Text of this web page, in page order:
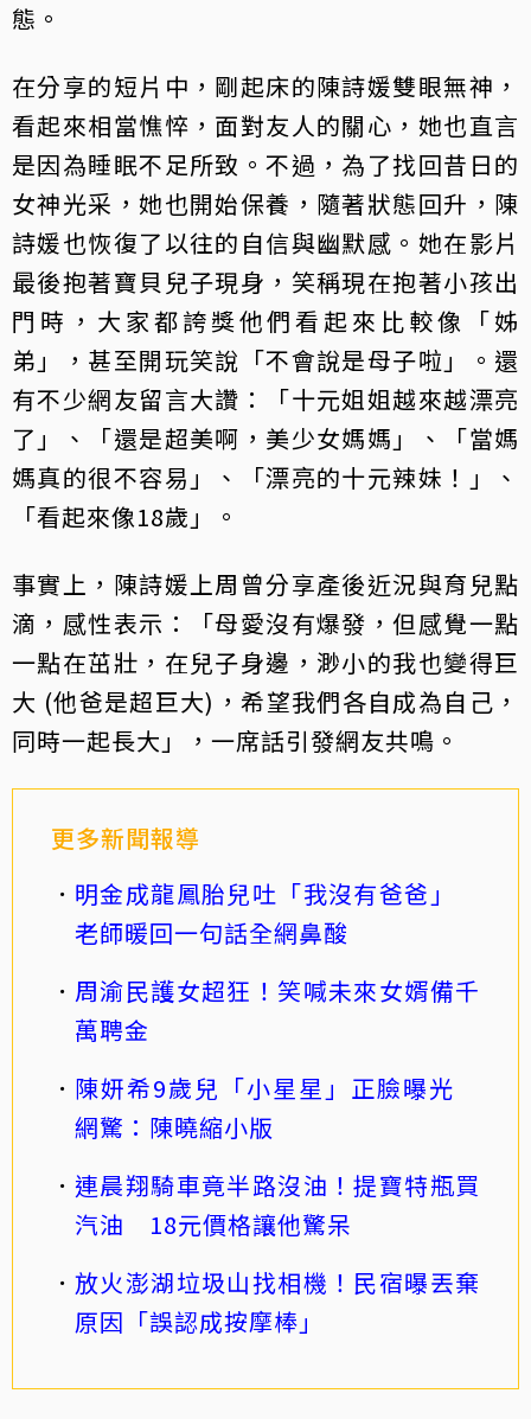
態。
在分享的短片中，剛起床的陳詩媛雙眼無神，
看起來相當憔悴，面對友人的關心，她也直言
是因為睡眠不足所致。不過，為了找回昔日的
女神光采，她也開始保養，隨著狀態回升，陳
詩媛也恢復了以往的自信與幽默感。她在影片
最後抱著寶貝兒子現身，笑稱現在抱著小孩出
門時，大家都誇獎他們看起來比較像「姊
弟」，甚至開玩笑說「不會說是母子啦」。還
有不少網友留言大讚：「十元姐姐越來越漂亮
了」、「還是超美啊，美少女媽媽」、「當媽
媽真的很不容易」、「漂亮的十元辣妹！」、
「看起來像18歲」。
事實上，陳詩媛上周曾分享產後近況與育兒點
滴，感性表示：「母愛沒有爆發，但感覺一點
一點在茁壯，在兒子身邊，渺小的我也變得巨
大 (他爸是超巨大)，希望我們各自成為自己，
同時一起長大」，一席話引發網友共鳴。
更多新聞報導
明金成龍鳳胎兒吐「我沒有爸爸」
老師暖回一句話全網鼻酸
周渝民護女超狂！笑喊未來女婿備千
萬聘金
陳妍希9歲兒「小星星」正臉曝光
網驚：陳曉縮小版
連晨翔騎車竟半路沒油！提寶特瓶買
汽油 18元價格讓他驚呆
放火澎湖垃圾山找相機！民宿曝丟棄
原因「誤認成按摩棒」